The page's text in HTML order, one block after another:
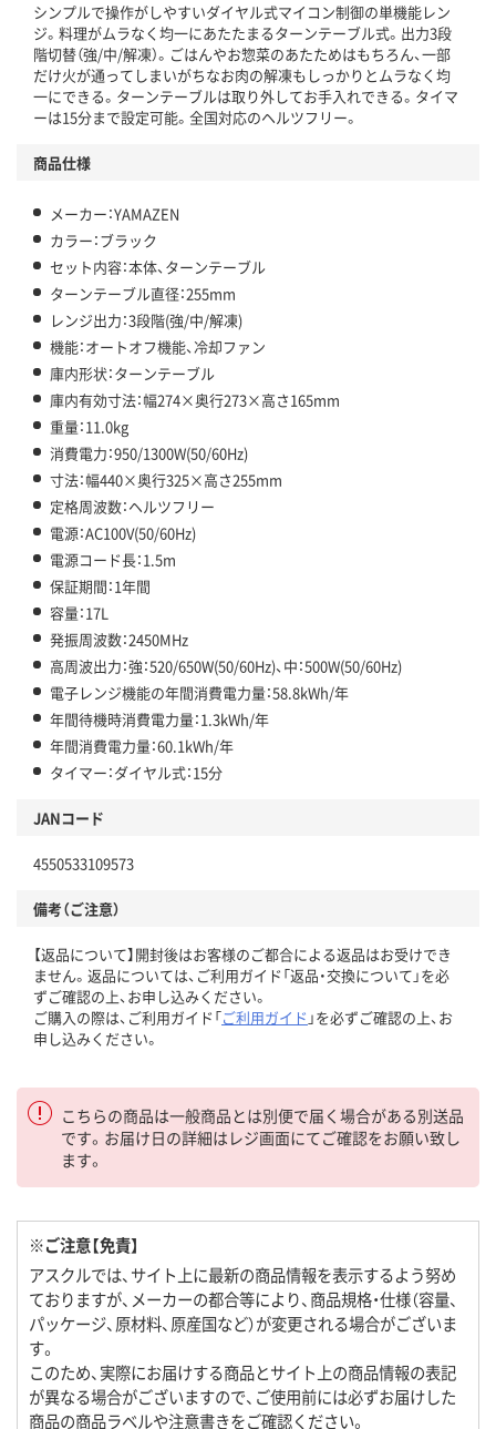
シンプルで操作がしやすいダイヤル式マイコン制御の単機能レン
ジ。料理がムラなく均一にあたたまるターンテーブル式。出力3段
階切替（強/中/解凍）。ごはんやお惣菜のあたためはもちろん、一部
だけ火が通ってしまいがちなお肉の解凍もしっかりとムラなく均
一にできる。ターンテーブルは取り外してお手入れできる。タイマ
ーは15分まで設定可能。全国対応のヘルツフリー。
商品仕様
メーカー：YAMAZEN
カラー：ブラック
セット内容：本体、ターンテーブル
ターンテーブル直径：255mm
レンジ出力：3段階(強/中/解凍)
機能：オートオフ機能、冷却ファン
庫内形状：ターンテーブル
庫内有効寸法：幅274×奥行273×高さ165mm
重量：11.0kg
消費電力：950/1300W(50/60Hz)
寸法：幅440×奥行325×高さ255mm
定格周波数：ヘルツフリー
電源：AC100V(50/60Hz)
電源コード長：1.5m
保証期間：1年間
容量：17L
発振周波数：2450MHz
高周波出力：強：520/650W(50/60Hz)、中：500W(50/60Hz)
電子レンジ機能の年間消費電力量：58.8kWh/年
年間待機時消費電力量：1.3kWh/年
年間消費電力量：60.1kWh/年
タイマー：ダイヤル式：15分
JANコード
4550533109573
備考（ご注意）
【返品について】開封後はお客様のご都合による返品はお受けでき
ません。返品については、ご利用ガイド「返品・交換について」を必
ずご確認の上、お申し込みください。
ご購入の際は、ご利用ガイド「ご利用ガイド 」を必ずご確認の上、お
申し込みください。
こちらの商品は一般商品とは別便で届く場合がある別送品
です。お届け日の詳細はレジ画面にてご確認をお願い致し
ます。
※ご注意【免責】
アスクルでは、サイト上に最新の商品情報を表示するよう努め
ておりますが、メーカーの都合等により、商品規格・仕様（容量、
パッケージ、原材料、原産国など）が変更される場合がございま
す。
このため、実際にお届けする商品とサイト上の商品情報の表記
が異なる場合がございますので、ご使用前には必ずお届けした
商品の商品ラベルや注意書きをご確認ください。